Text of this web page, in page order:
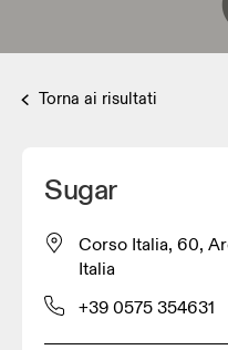
Torna ai risultati
Sugar
Corso Italia, 60,
Italia
+39 0575 354631